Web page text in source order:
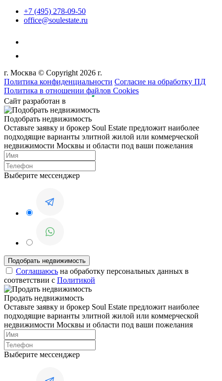
+7 (495) 278-09-50
office@soulestate.ru
г. Москва © Copyright 2026 г.
Политика конфиденциальности Согласие на обработку ПД
Политика в отношении файлов Cookies
Сайт разработан в
Подобрать недвижимость
Оставьте заявку и брокер Soul Estate предложит наиболее
подходящие варианты элитной жилой или коммерческой
недвижимости Москвы и области под ваши пожелания
Выберите мессенджер
Соглашаюсь на обработку персональных данных в
соответствии с Политикой
Продать недвижимость
Оставьте заявку и брокер Soul Estate предложит наиболее
подходящие варианты элитной жилой или коммерческой
недвижимости Москвы и области под ваши пожелания
Выберите мессенджер